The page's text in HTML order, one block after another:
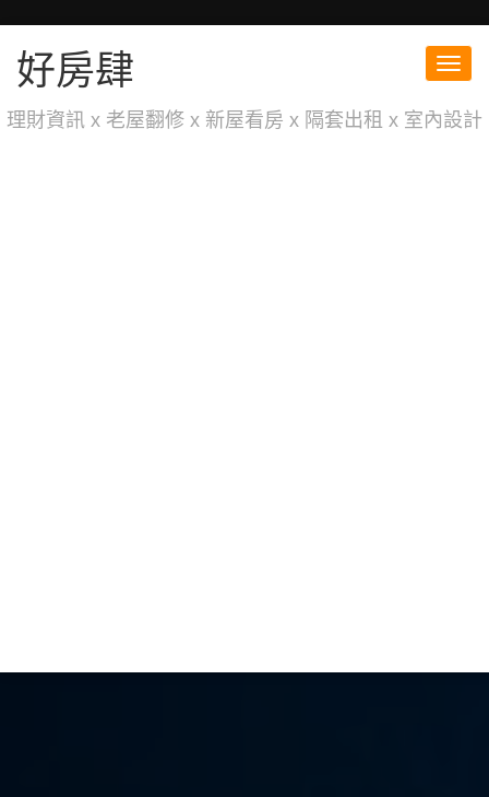
好房肆
理財資訊 x 老屋翻修 x 新屋看房 x 隔套出租 x 室內設計